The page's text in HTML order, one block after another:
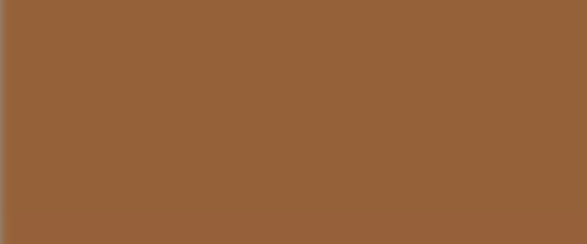
Recht auf
Ab dem 1.